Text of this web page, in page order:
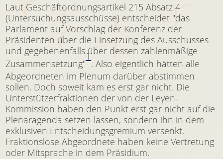
Laut Geschäftordnungsartikel 215 Absatz 4
(Untersuchungsausschüsse) entscheidet "das
Parlament auf Vorschlag der Konferenz der
Präsidenten über die Einsetzung des Ausschusses
und gegebenenfalls über dessen zahlenmäßige
Zusammensetzung"
1
. Also eigentlich hätten alle
Abgeordneten im Plenum darüber abstimmen
sollen. Doch soweit kam es erst gar nicht. Die
Unterstützerfraktionen der von der Leyen-
Kommission haben den Punkt erst gar nicht auf die
Plenaragenda setzen lassen, sondern ihn in dem
exklusiven Entscheidungsgremium versenkt.
Fraktionslose Abgeordnete haben keine Vertretung
oder Mitsprache in dem Präsidium.